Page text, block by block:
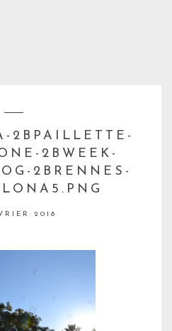
2BPAILLETTE-
2BWEEK-
2BRENNES-
2018